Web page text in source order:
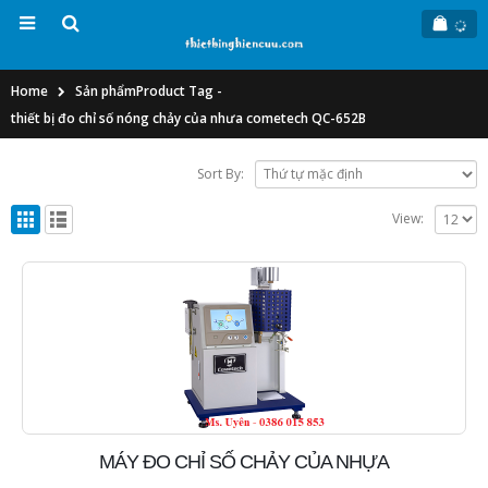
Home Sản phẩmProduct Tag -
thiết bị đo chỉ số nóng chảy của nhưa cometech QC-652B
Sort By:
View:
MÁY ĐO CHỈ SỐ CHẢY CỦA NHỰA